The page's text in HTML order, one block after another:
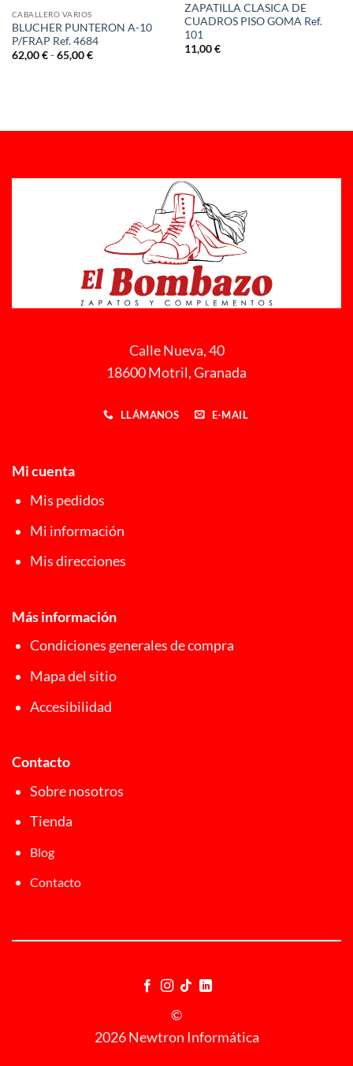
CABALLERO VARIOS
BLUCHER PUNTERON A-10
P/FRAP Ref. 4684
62,00€ - 65,00€Rango
ZAPATILLA CLASICA DE
CUADROS PISO GOMA Ref.
101
11,00€
Calle Nueva, 40
18600 Motril, Granada
LLÁMANOS E-MAIL
Mi cuenta
Mis pedidos
Mi información
Mis direcciones
Más información
Condiciones generales de compra
Mapa del sitio
Accesibilidad
Contacto
Sobre nosotros
Tienda
Blog
Contacto
©
2026 Newtron Informática